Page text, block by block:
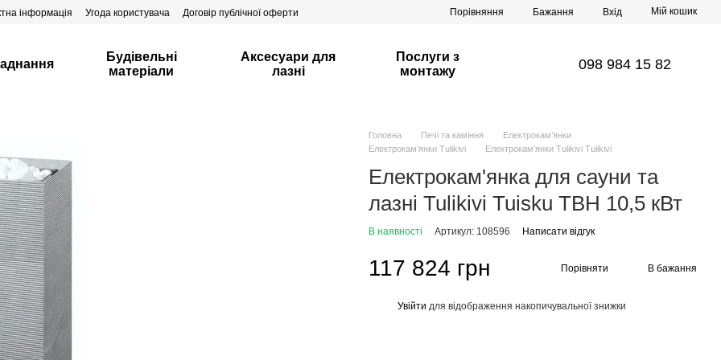
інформація Угода користувача Договір публічної оферти Порівняння Бажання Вхід Мій кошик
Будівельні
матеріали
Аксесуари для
лазні
Послуги з
монтажу
098 984 15 82
Головна Печі та каміння
Електрокам’янки
Електрокам’янки Tulikivi
Електрокам’янки Tulikivi Tulikivi
Електрокам'янка для сауни та
лазні Tulikivi Tuisku TBH 10,5 кВт
В наявності Артикул: 108596 Написати відгук
117 824 грн Порівняти В бажання
Увійти для відображення накопичувальної знижки